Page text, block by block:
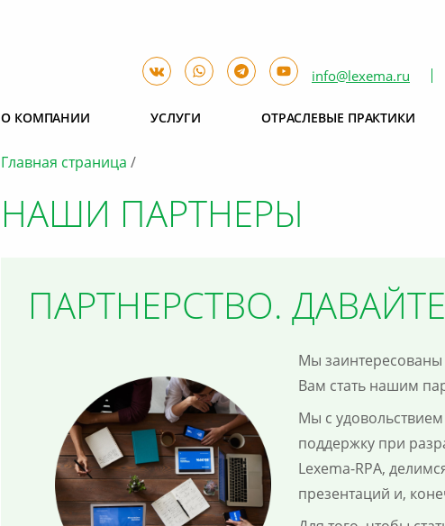
Главная страница
НАШИ ПАРТНЕРЫ
ПАРТНЕРСТВО.
Мы заинтересованы
Вам стать нашим
Мы с
поддержку при
Lexema-RPA,
презентаций и,
info@lexema.ru
О КОМПАНИИ УСЛУГИ ОТРАСЛЕВЫЕ ПРАКТИКИ